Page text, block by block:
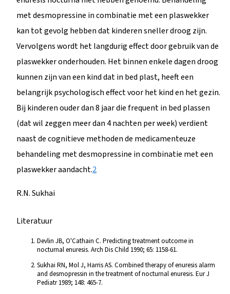
met desmopressine in combinatie met een plaswekker
kan tot gevolg hebben dat kinderen sneller droog zijn.
Vervolgens wordt het langdurig effect door gebruik van de
plaswekker onderhouden. Het binnen enkele dagen droog
kunnen zijn van een kind dat in bed plast, heeft een
belangrijk psychologisch effect voor het kind en het gezin.
Bij kinderen ouder dan 8 jaar die frequent in bed plassen
(dat wil zeggen meer dan 4 nachten per week) verdient
naast de cognitieve methoden de medicamenteuze
behandeling met desmopressine in combinatie met een
plaswekker aandacht.2
R.N. Sukhai
Literatuur
Devlin JB, O'Cathain C. Predicting treatment outcome in
nocturnal enuresis. Arch Dis Child 1990; 65: 1158-61.
Sukhai RN, Mol J, Harris AS. Combined therapy of enuresis alarm
and desmopressin in the treatment of nocturnal enuresis. Eur J
Pediatr 1989; 148: 465-7.